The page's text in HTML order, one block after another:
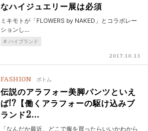
なハイジュエリー展は必須
ミキモトが「FLOWERS by NAKED」とコラボレー
ションし…
ハイブランド
2017.10.13
FASHION ボトム
伝説のアラフォー美脚パンツといえ
ば!?【働くアラフォーの駆け込みブ
ランド2…
「なんだか最近、どこで服を買ったらいいかわから